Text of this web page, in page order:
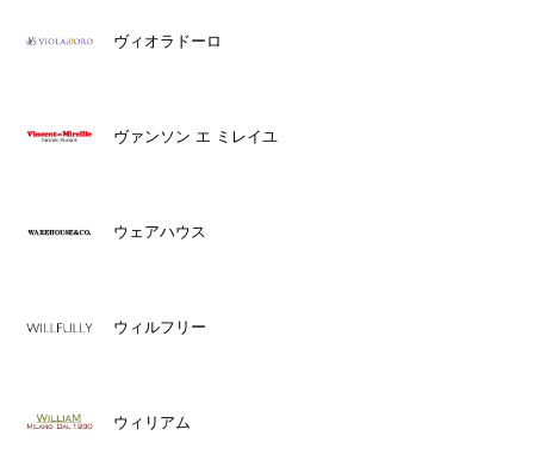
ヴィオラドーロ
ヴァンソン エ ミレイユ
ウェアハウス
ウィルフリー
ウィリアム